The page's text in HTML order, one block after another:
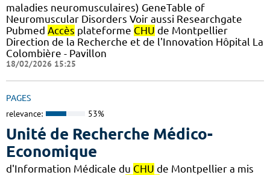
maladies neuromusculaires) GeneTable of
Neuromuscular Disorders Voir aussi Researchgate
Pubmed Accès plateforme CHU de Montpellier
Direction de la Recherche et de l'Innovation Hôpital La
Colombière - Pavillon
18/02/2026 15:25
PAGES
relevance: 53%
Unité de Recherche Médico-
Economique
d'Information Médicale du CHU de Montpellier a mis